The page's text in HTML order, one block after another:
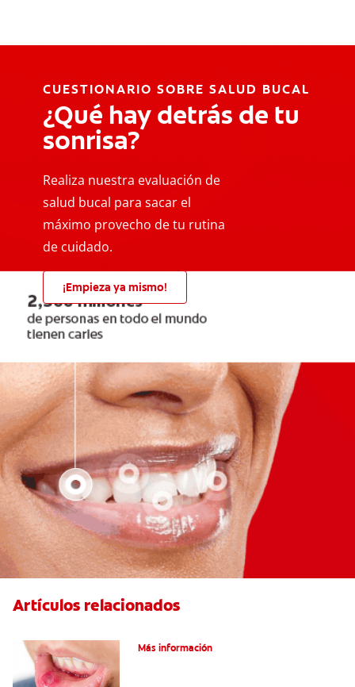
CUESTIONARIO SOBRE SALUD BUCAL
¿Qué hay detrás de tu
sonrisa?
Realiza nuestra evaluación de
salud bucal para sacar el
máximo provecho de tu rutina
de cuidado.
¡Empieza ya mismo!
Artículos relacionados
Más información